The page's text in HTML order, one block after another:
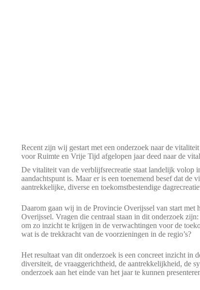
Recent zijn wij gestart met een onderzoek naar de
voor Ruimte en Vrije Tijd afgelopen jaar deed naar de
De vitaliteit van de verblijfsrecreatie staat landelijk volop
aandachtspunt is. Maar er is een toenemend besef dat
aantrekkelijke, diverse en toekomstbestendige
Daarom gaan wij in de Provincie Overijssel van start met
Overijssel. Vragen die centraal staan in dit onderzoek
om zo inzicht te krijgen in de verwachtingen voor de
wat is de trekkracht van de voorzieningen in de regio’s?
Het resultaat van dit onderzoek is een concreet inzicht in
diversiteit, de vraaggerichtheid, de aantrekkelijkheid, de
onderzoek aan het einde van het jaar te kunnen